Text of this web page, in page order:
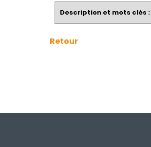
Description et mots clés :
Retour